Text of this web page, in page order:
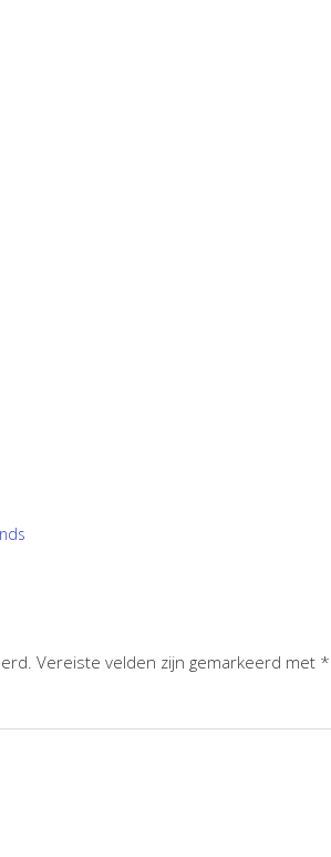
Vereiste velden zijn gemarkeerd met *